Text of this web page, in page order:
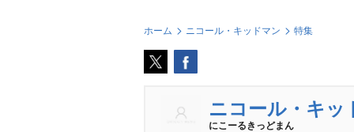
ホーム ニコール・キッドマン 特集
ニコール・キッ
にこーるきっどまん